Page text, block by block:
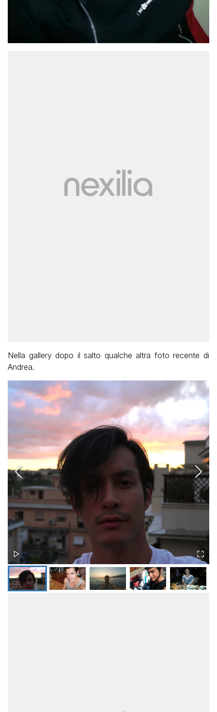
Nella gallery dopo il salto qualche altra foto recente di
Andrea.